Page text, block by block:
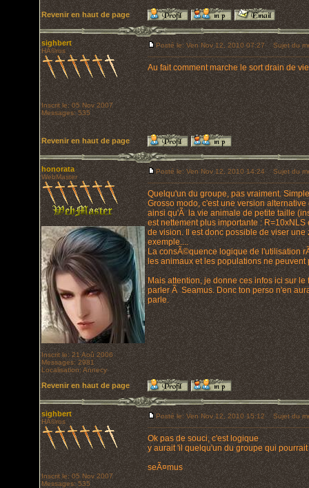
Revenir en haut de page
sighbert
HÃ©ros
Inscrit le: 05 Nov 2007
Messages: 535
Posté le: Ven Nov 12, 2010 07:27 Sujet du
Au fait comment marche le sort drain de
Revenir en haut de page
honorata
WebMaster
Inscrit le: 21 Aoû 2006
Messages: 2981
Localisation: Annecy
Posté le: Ven Nov 12, 2010 14:24 Sujet du
Quelqu'un du groupe, pas vraiment.
Grosso modo, c'est une version
ainsi qu'Ã la vie animale de petite taille
est nettement plus importante :
de vision. Il est donc possible de viser
exemple....
La consÃ©quence logique de l'utilisation
les animaux et les populations ne
Mais attention, je donne ces infos ici sur
parler Ã Seamus. Donc ton perso n'en
parle.
Revenir en haut de page
sighbert
HÃ©ros
Inscrit le: 05 Nov 2007
Messages: 535
Posté le: Ven Nov 12, 2010 15:12 Sujet du
Ok pas de souci, c'est logique
y aurait 'il quelqu'un du groupe qui
seÃ¤mus